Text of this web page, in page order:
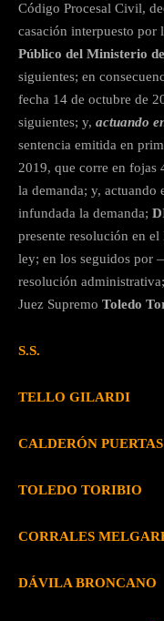
Código Procesal Civil,
casación interpuesto por
Público del Ministerio
siguientes; en
fecha 14 de octubre de
siguientes; y, actuando
sentencia emitida en
2019, que corre en fojas
la demanda; y, actuando
infundada la demanda;
presente resolución en
ley; en los seguidos
resolución
Juez Supremo Toledo
S.S.
TELLO GILARDI
CALDERÓN PUERTAS
TOLEDO TORIBIO
CORRALES
DÁVILA BRONCANO